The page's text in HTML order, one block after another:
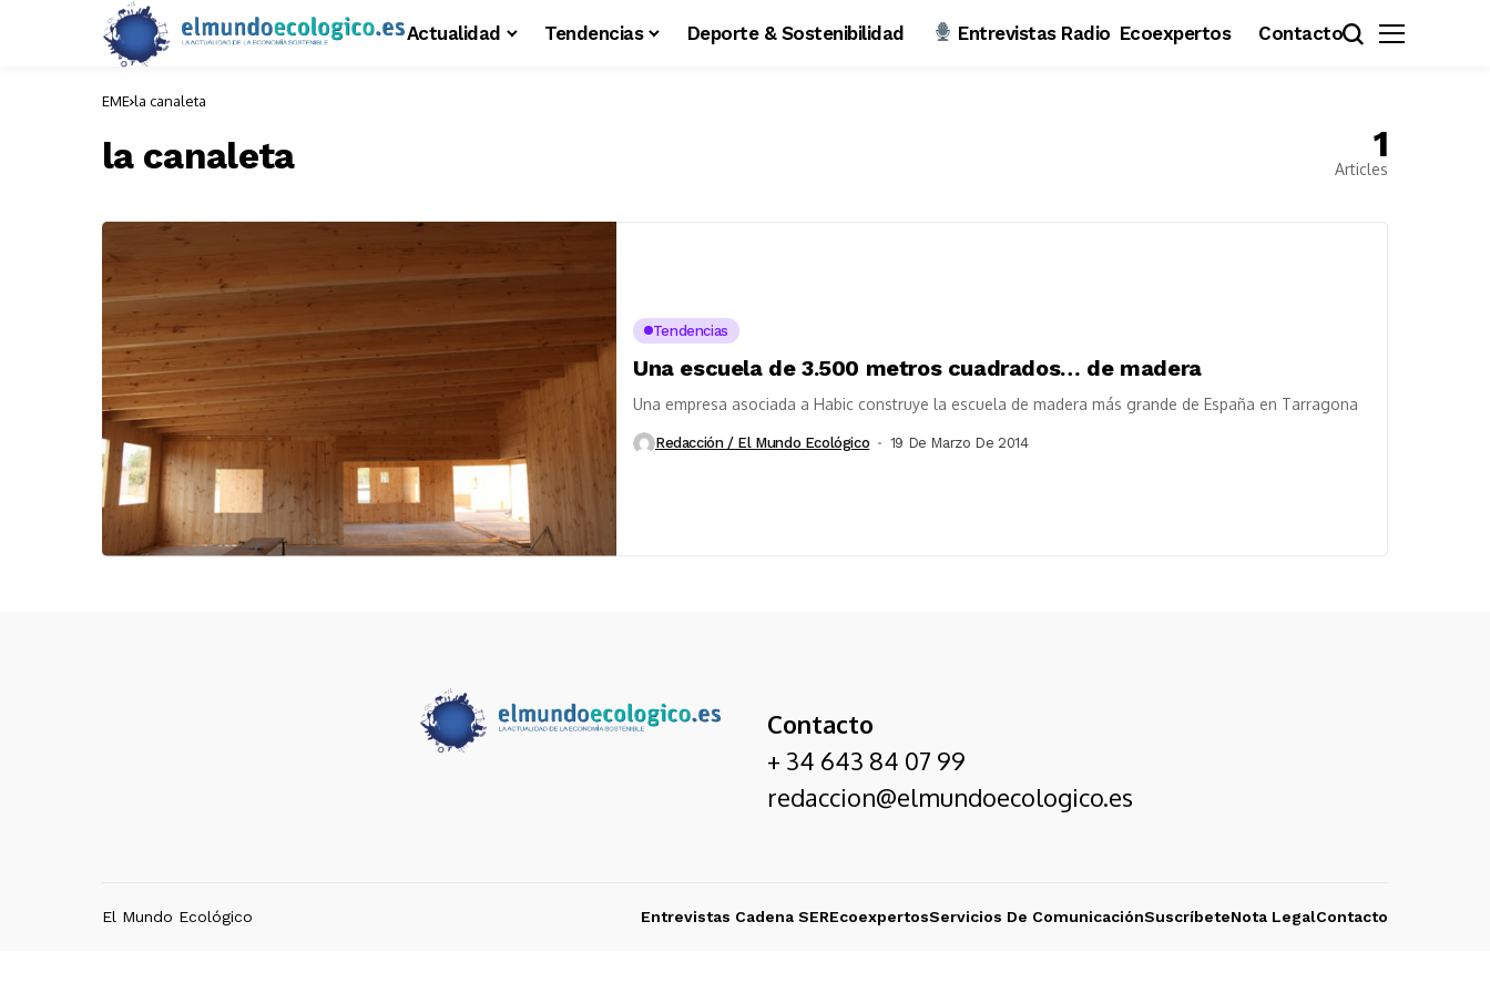
Actualidad Tendencias Deporte & Sostenibilidad Entrevistas Radio Ecoexpertos Contacto
EME la canaleta
la canaleta 1
Articles
Tendencias
Una escuela de 3.500 metros cuadrados… de madera
Una empresa asociada a Habic construye la escuela de madera más grande de España en Tarragona
Redacción / El Mundo Ecológico 19 De Marzo De 2014
Contacto
+ 34 643 84 07 99
redaccion@elmundoecologico.es
El Mundo Ecológico Entrevistas Cadena SEREcoexpertosServicios De ComunicaciónSuscríbeteNota LegalContacto